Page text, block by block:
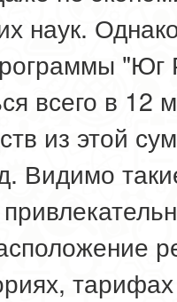
наук.
"Юг
всего в 12
из этой
Видимо